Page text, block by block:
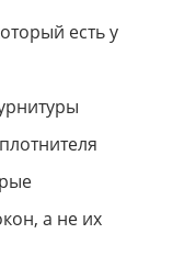
есть у
а не их